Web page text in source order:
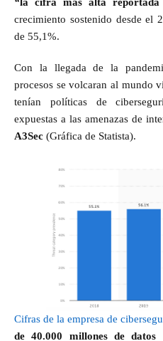
crecimiento sostenido desde el
de 55,1%.
Con la llegada de la
procesos se volcaran al mundo
tenían políticas de
expuestas a las amenazas de
A3Sec (Gráfica de Statista).
Cifras de la empresa de
de 40.000 millones de